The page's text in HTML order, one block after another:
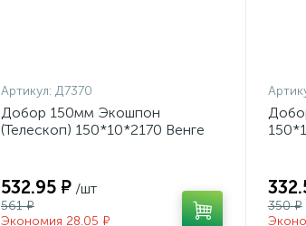
Артикул: Д7370
Добор 150мм Экошпон
(Телескоп) 150*10*2170 Венге
532.95 ₽ /шт
561 ₽
Экономия 28.05 ₽
350 ₽